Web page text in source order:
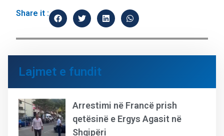
Share it :
Lajmet e fundit
Arrestimi në Francë prish
qetësinë e Ergys Agasit në
Shqipëri